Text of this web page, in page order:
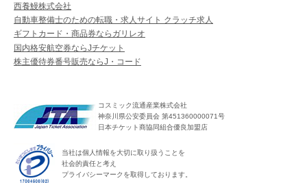
西養鰻株式会社
自動車整備士のための転職・求人サイト クラッチ求人
ギフトカード・商品券ならガリレオ
国内格安航空券ならJチケット
株主優待券番号販売ならJ・コード
コスミック流通産業株式会社
神奈川県公安委員会 第451360000071号
日本チケット商協同組合優良加盟店
当社は個人情報を大切に取り扱うことを
社会的責任と考え
プライバシーマークを取得しております。